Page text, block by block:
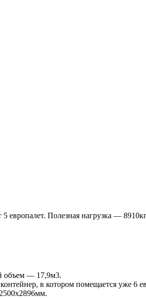
европалет. Полезная нагрузка —
объем — 17,9м3.
в котором помещается уже 6